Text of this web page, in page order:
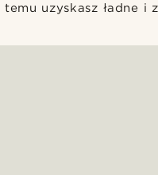
temu uzyskasz ładne i